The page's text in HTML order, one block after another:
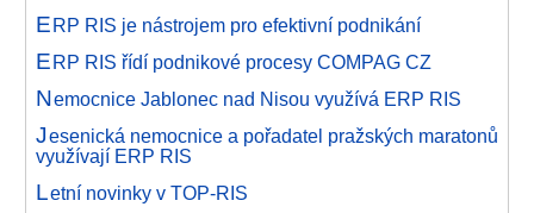
ERP RIS je nástrojem pro efektivní podnikání
ERP RIS řídí podnikové procesy COMPAG CZ
Nemocnice Jablonec nad Nisou využívá ERP RIS
Jesenická nemocnice a pořadatel pražských maratonů
využívají ERP RIS
Letní novinky v TOP-RIS